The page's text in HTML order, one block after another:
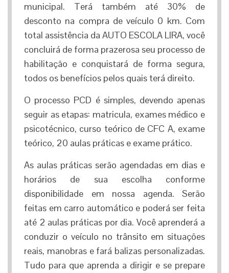
municipal. Terá também até 30% de
desconto na compra de veículo 0 km. Com
total assistência da AUTO ESCOLA LIRA, você
concluirá de forma prazerosa seu processo de
habilitação e conquistará de forma segura,
todos os benefícios pelos quais terá direito.
O processo PCD é simples, devendo apenas
seguir as etapas: matricula, exames médico e
psicotécnico, curso teórico de CFC A, exame
teórico, 20 aulas práticas e exame prático.
As aulas práticas serão agendadas em dias e
horários de sua escolha conforme
disponibilidade em nossa agenda. Serão
feitas em carro automático e poderá ser feita
até 2 aulas práticas por dia. Você aprenderá a
conduzir o veículo no trânsito em situações
reais, manobras e fará balizas personalizadas.
Tudo para que aprenda a dirigir e se prepare